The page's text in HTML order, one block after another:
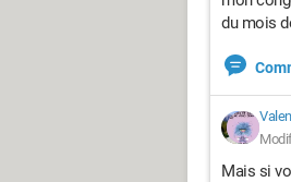
du mois
Mais si